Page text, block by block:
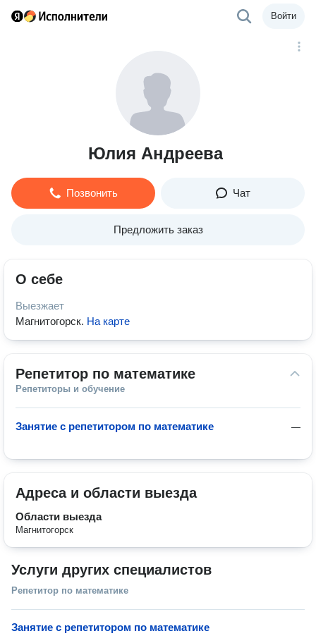
Войти
Юлия Андреева
Позвонить Чат
Предложить заказ
О себе
Выезжает
Магнитогорск. На карте
Репетитор по математике
Репетиторы и обучение
—
Занятие с репетитором по математике
Адреса и области выезда
Области выезда
Магнитогорск
Услуги других специалистов
Репетитор по математике
Занятие с репетитором по математике